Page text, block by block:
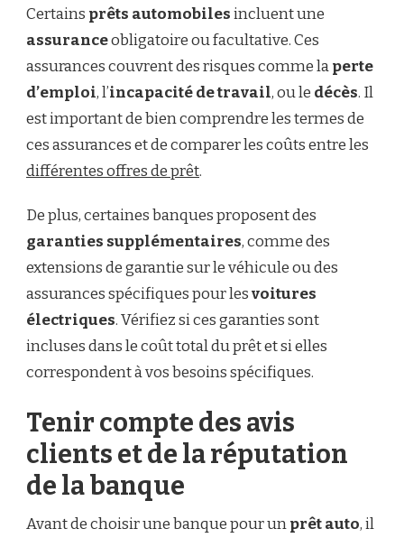
Certains prêts automobilesincluent une
assuranceobligatoire ou facultative. Ces
assurances couvrent des risques comme laperte
d’emploi, l’incapacité de travail, ou le décès. Il
est important de bien comprendre les termes de
ces assurances et de comparer les coûts entre les
différentes offres de prêt.
De plus, certaines banques proposent des
garanties supplémentaires, comme des
extensions de garantie sur le véhicule ou des
assurances spécifiques pour lesvoitures
électriques. Vérifiez si ces garanties sont
incluses dans le coût total du prêt et si elles
correspondent à vos besoins spécifiques.
Tenir compte des avis
clients et de la réputation
de la banque
Avant de choisir une banque pour unprêt auto, il